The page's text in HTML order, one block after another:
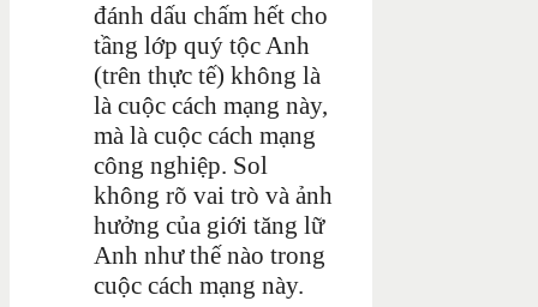
đánh dấu chấm hết cho
tầng lớp quý tộc Anh
(trên thực tế) không là
là cuộc cách mạng này,
mà là cuộc cách mạng
công nghiệp. Sol
không rõ vai trò và ảnh
hưởng của giới tăng lữ
Anh như thế nào trong
cuộc cách mạng này.